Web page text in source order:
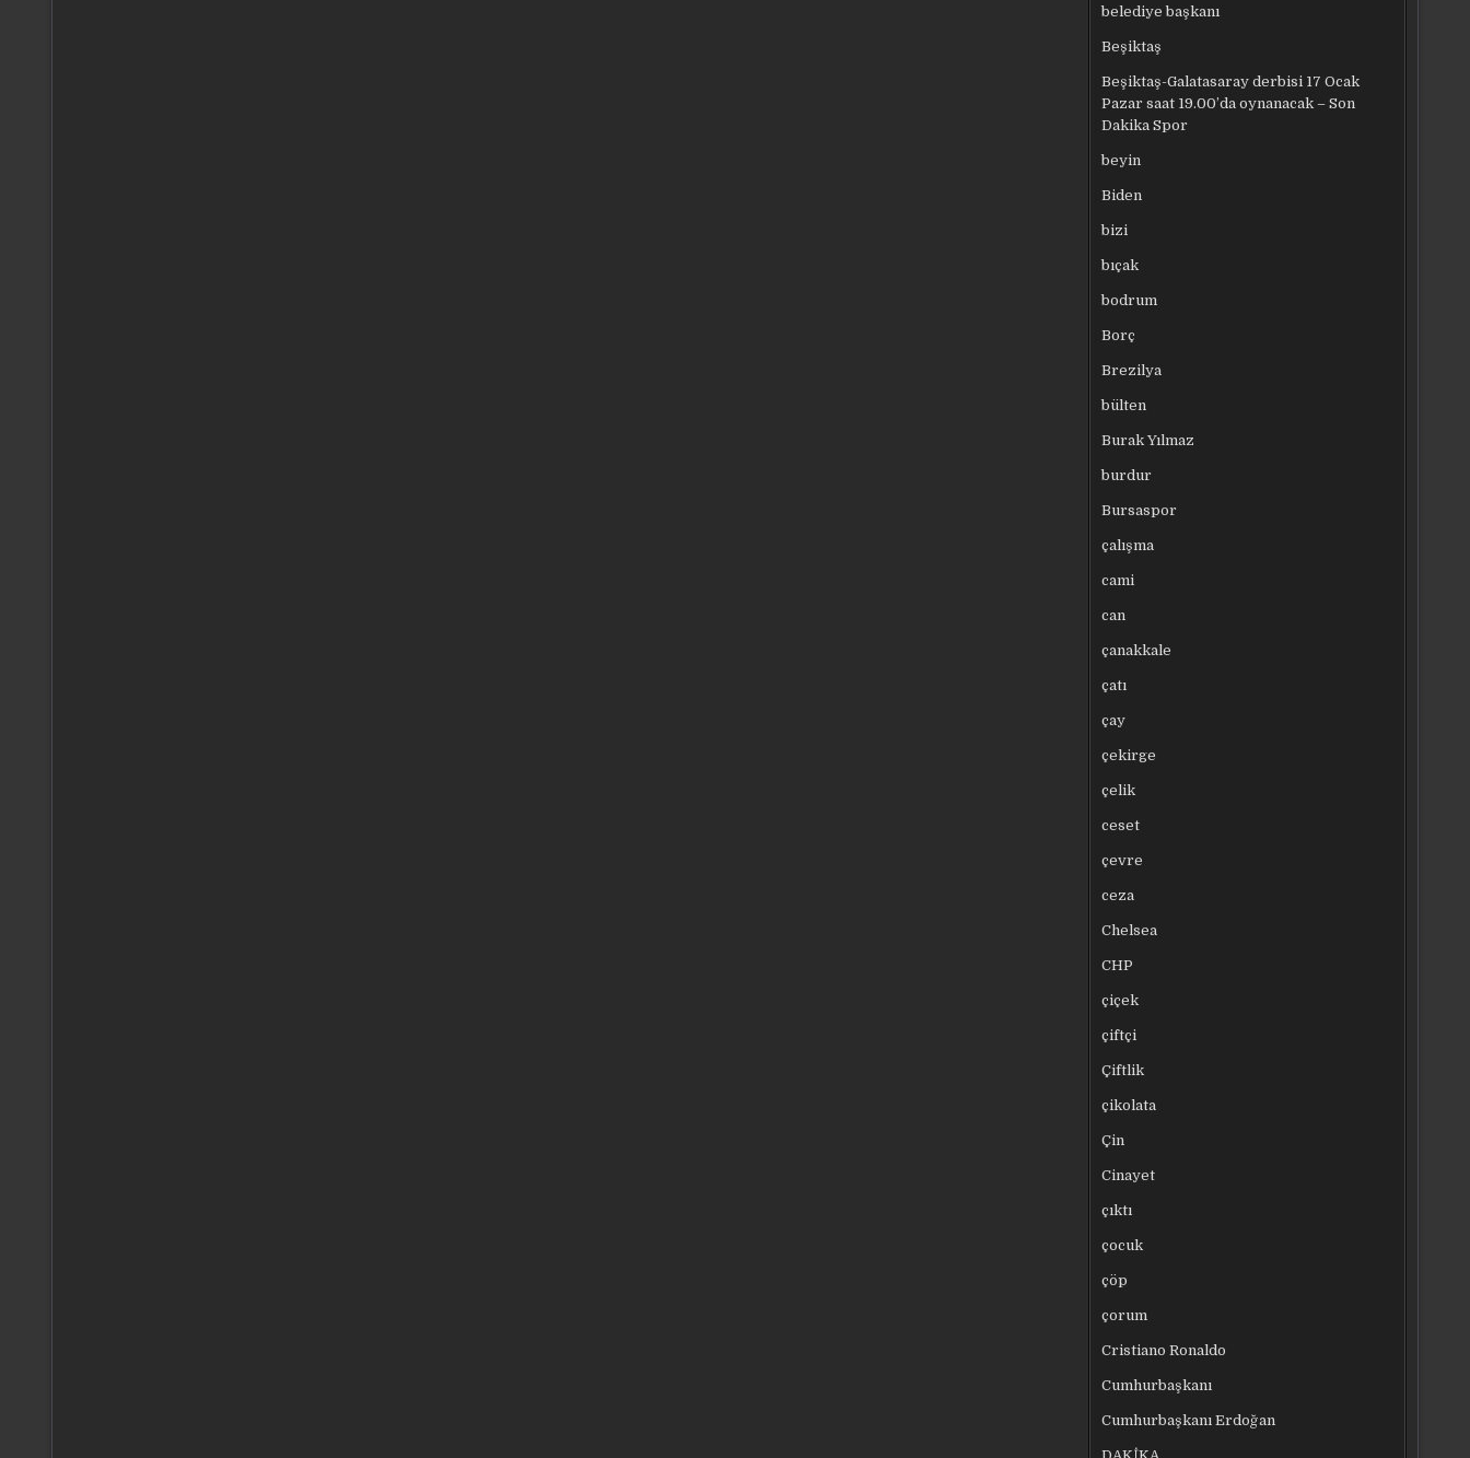
belediye başkanı
Beşiktaş
Beşiktaş-Galatasaray derbisi 17 Ocak
Pazar saat 19.00’da oynanacak – Son
Dakika Spor
beyin
Biden
bizi
bıçak
bodrum
Borç
Brezilya
bülten
Burak Yılmaz
burdur
Bursaspor
çalışma
cami
can
çanakkale
çatı
çay
çekirge
çelik
ceset
çevre
ceza
Chelsea
CHP
çiçek
çiftçi
Çiftlik
çikolata
Çin
Cinayet
çıktı
çocuk
çöp
çorum
Cristiano Ronaldo
Cumhurbaşkanı
Cumhurbaşkanı Erdoğan